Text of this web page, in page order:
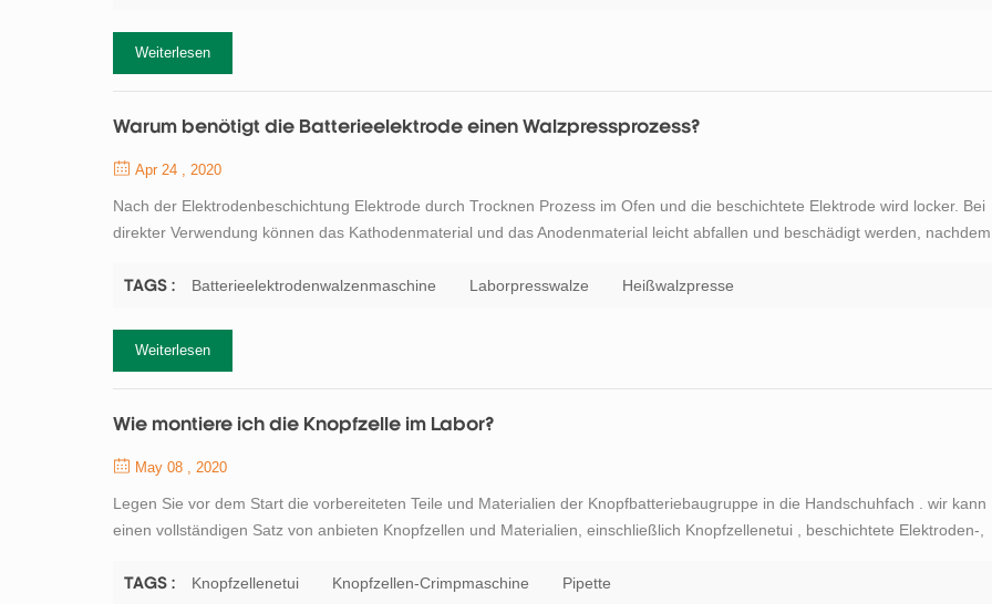
Weiterlesen
Warum benötigt die Batterieelektrode einen Walzpressprozess?
Apr 24 , 2020
Nach der Elektrodenbeschichtung Elektrode durch Trocknen Prozess im Ofen und die beschichtete Elektrode wird locker. Bei
direkter Verwendung können das Kathodenmaterial und das Anodenmaterial leicht abfallen und beschädigt werden, nachdem
Stabilität, Festigkeit und die elektroche...
TAGS : Batterieelektrodenwalzenmaschine Laborpresswalze Heißwalzpresse
Weiterlesen
Wie montiere ich die Knopfzelle im Labor?
May 08 , 2020
Legen Sie vor dem Start die vorbereiteten Teile und Materialien der Knopfbatteriebaugruppe in die Handschuhfach . wir kann
einen vollständigen Satz von anbieten Knopfzellen und Materialien, einschließlich Knopfzellenetui , beschichtete Elektroden-,
Batterietrenner . 1. Platzieren Si...
TAGS : Knopfzellenetui Knopfzellen-Crimpmaschine Pipette